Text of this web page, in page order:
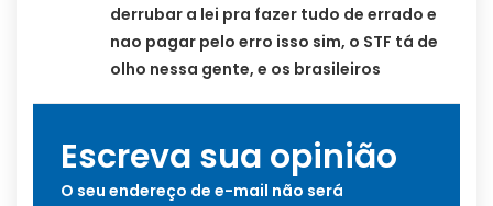
derrubar a lei pra fazer tudo de errado e
nao pagar pelo erro isso sim, o STF tá de
olho nessa gente, e os brasileiros
Escreva sua opinião
O seu endereço de e-mail não será